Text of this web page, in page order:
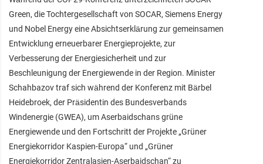
Green, die Tochtergesellschaft von SOCAR, Siemens Energy
und Nobel Energy eine Absichtserklärung zur gemeinsamen
Entwicklung erneuerbarer Energieprojekte, zur
Verbesserung der Energiesicherheit und zur
Beschleunigung der Energiewende in der Region. Minister
Schahbazov traf sich während der Konferenz mit Bärbel
Heidebroek, der Präsidentin des Bundesverbands
Windenergie (GWEA), um Aserbaidschans grüne
Energiewende und den Fortschritt der Projekte „Grüner
Energiekorridor Kaspien-Europa“ und „Grüner
Energiekorridor Zentralasien-Aserbaidschan“ zu